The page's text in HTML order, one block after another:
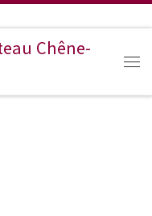
Chêne-